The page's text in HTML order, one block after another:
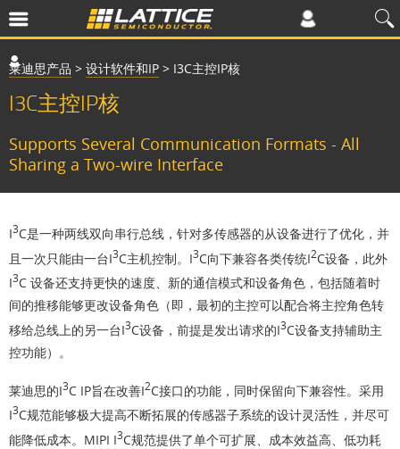
莱迪思产品 > 设计软件和IP > I3C主控IP核
I3C主控IP核
Supports Several Communication Formats - All
Sharing a Two-wire Interface
I3C是一种两线双向串行总线，针对多传感器的从设备进行了优化，并
且一次只能由一台I3C主机控制。I3C向下兼容各类传统I2C设备，此外
I3C 设备还支持更快的速度、新的通信模式和设备角色，包括随着时
间的推移能够更改设备角色（即，最初的主控可以配合将主控角色转
移给总线上的另一台I3C设备，前提是发出请求的I3C设备支持辅助主
控功能）。
莱迪思的I3C IP旨在改善I2C接口的功能，同时保留向下兼容性。采用
I3C规范能够极大提高不断拓展的传感器子系统的设计灵活性，并尽可
能降低成本。MIPI I3C规范提供了单个可扩展、成本效益高、低功耗